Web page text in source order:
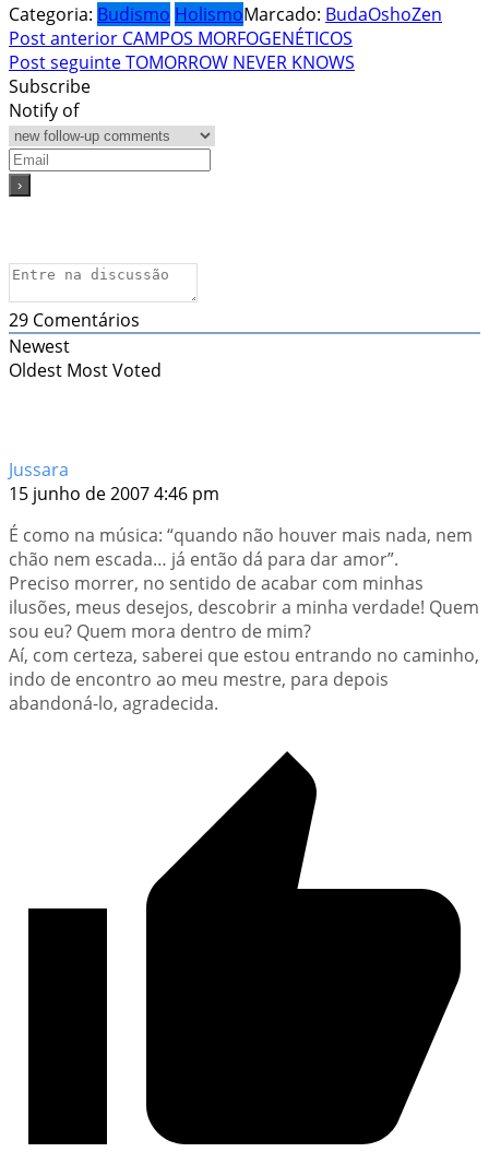
Categoria: Budismo HolismoMarcado: BudaOshoZen
Navegação
de
Post
Post anterior CAMPOS MORFOGENÉTICOS
Post seguinteTOMORROW NEVER KNOWS
Subscribe
Notify of
29 Comentários
Newest
Oldest Most Voted
Jussara
15 junho de 2007 4:46 pm
É como na música: “quando não houver mais nada, nem
chão nem escada… já então dá para dar amor”.
Preciso morrer, no sentido de acabar com minhas
ilusões, meus desejos, descobrir a minha verdade! Quem
sou eu? Quem mora dentro de mim?
Aí, com certeza, saberei que estou entrando no caminho,
indo de encontro ao meu mestre, para depois
abandoná-lo, agradecida.